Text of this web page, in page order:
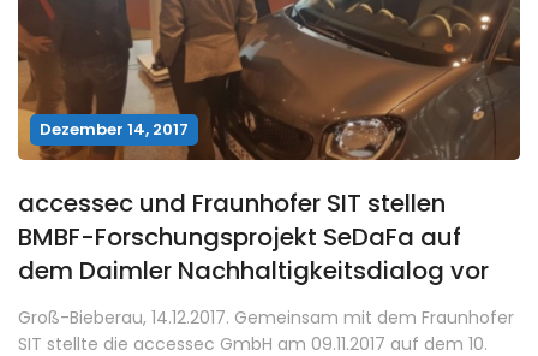
Dezember 14, 2017
accessec und Fraunhofer SIT stellen
BMBF-Forschungsprojekt SeDaFa auf
dem Daimler Nachhaltigkeitsdialog vor
Groß-Bieberau, 14.12.2017. Gemeinsam mit dem Fraunhofer
SIT stellte die accessec GmbH am 09.11.2017 auf dem 10.